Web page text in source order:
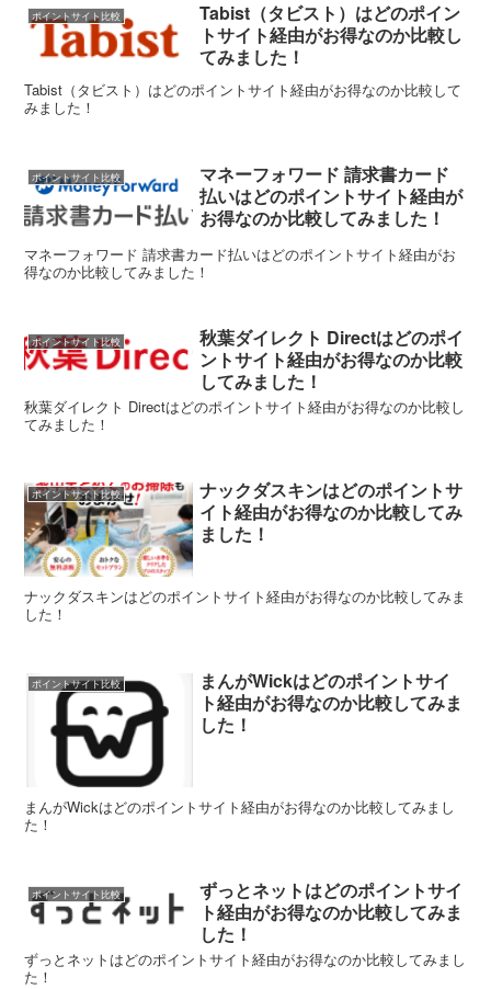
ポイントサイト比較
Tabist（タビスト）はどのポイン
トサイト経由がお得なのか比較し
てみました！
Tabist（タビスト）はどのポイントサイト経由がお得なのか比較して
みました！
ポイントサイト比較
マネーフォワード 請求書カード
払いはどのポイントサイト経由が
お得なのか比較してみました！
マネーフォワード 請求書カード払いはどのポイントサイト経由がお
得なのか比較してみました！
ポイントサイト比較
秋葉ダイレクト Directはどのポイ
ントサイト経由がお得なのか比較
してみました！
秋葉ダイレクト Directはどのポイントサイト経由がお得なのか比較し
てみました！
ポイントサイト比較
ナックダスキンはどのポイントサ
イト経由がお得なのか比較してみ
ました！
ナックダスキンはどのポイントサイト経由がお得なのか比較してみま
した！
ポイントサイト比較
まんがWickはどのポイントサイ
ト経由がお得なのか比較してみま
した！
まんがWickはどのポイントサイト経由がお得なのか比較してみまし
た！
ポイントサイト比較
ずっとネットはどのポイントサイ
ト経由がお得なのか比較してみま
した！
ずっとネットはどのポイントサイト経由がお得なのか比較してみまし
た！